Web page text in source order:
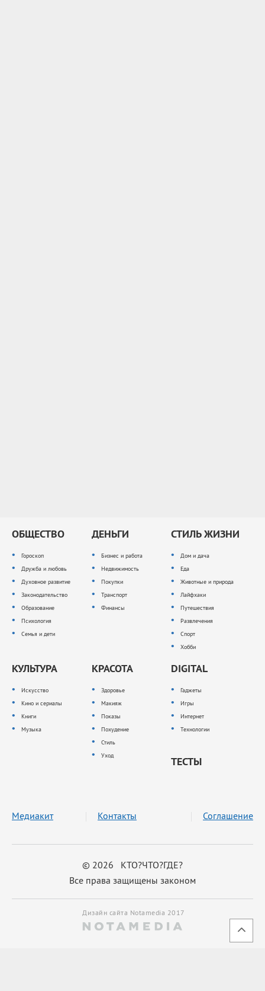
ОБЩЕСТВО
Гороскоп
Дружба и любовь
Духовное развитие
Законодательство
Образование
Психология
Семья и дети
ДЕНЬГИ
Бизнес и работа
Недвижимость
Покупки
Транспорт
Финансы
СТИЛЬ ЖИЗНИ
Дом и дача
Еда
Животные и природа
Лайфхаки
Путешествия
Развлечения
Спорт
Хобби
КУЛЬТУРА
Искусство
Кино и сериалы
Книги
Музыка
КРАСОТА
Здоровье
Макияж
Показы
Похудение
Стиль
Уход
DIGITAL
Гаджеты
Игры
Интернет
Технологии
ТЕСТЫ
© 2026 КТО?ЧТО?ГДЕ?
Все права защищены законом
Медиакит Контакты Соглашение
Дизайн сайта Notamedia 2017